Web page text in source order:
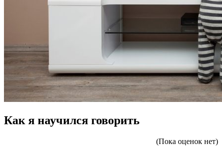
Как я научился говорить
(Пока оценок нет)